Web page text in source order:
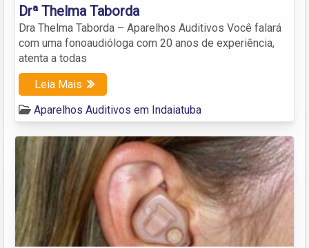
Drª Thelma Taborda
Dra Thelma Taborda – Aparelhos Auditivos Você falará
com uma fonoaudióloga com 20 anos de experiência,
atenta a todas
Leia Mais
Aparelhos Auditivos em Indaiatuba